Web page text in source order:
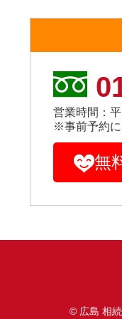
営業時間：
※事前予約
無
© 広島 相